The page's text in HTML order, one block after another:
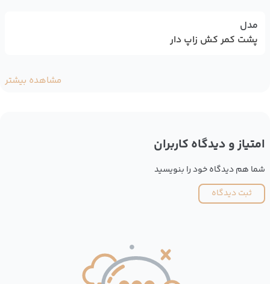
مدل
پشت کمر کش زاپ دار
مشاهده بیشتر
امتیاز و دیدگاه کاربران
شما هم دیدگاه خود را بنویسید
ثبت دیدگاه